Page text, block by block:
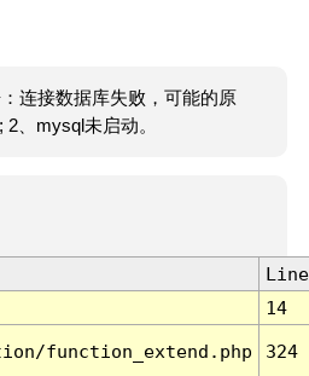
连接数据库失败，可能的原
、mysql未启动。
Line
14
function_extend.php 324